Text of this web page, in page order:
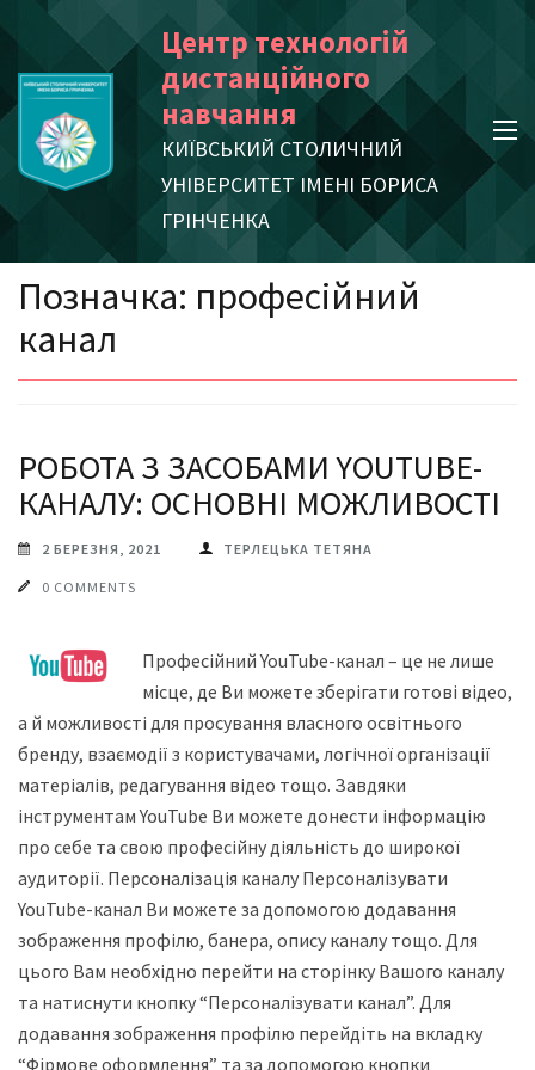
content
(Press
Центр технологій
дистанційного
навчання
КИЇВСЬКИЙ СТОЛИЧНИЙ
УНІВЕРСИТЕТ ІМЕНІ БОРИСА
ГРІНЧЕНКА
Позначка: професійний
канал
РОБОТА З ЗАСОБАМИ YOUTUBE-
КАНАЛУ: ОСНОВНІ МОЖЛИВОСТІ
2 БЕРЕЗНЯ, 2021 ТЕРЛЕЦЬКА ТЕТЯНА
0 COMMENTS
Професійний YouTube-канал – це не лише
місце, де Ви можете зберігати готові відео,
а й можливості для просування власного освітнього
бренду, взаємодії з користувачами, логічної організації
матеріалів, редагування відео тощо. Завдяки
інструментам YouTube Ви можете донести інформацію
про себе та свою професійну діяльність до широкої
аудиторії. Персоналізація каналу Персоналізувати
YouTube-канал Ви можете за допомогою додавання
зображення профілю, банера, опису каналу тощо. Для
цього Вам необхідно перейти на сторінку Вашого каналу
та натиснути кнопку “Персоналізувати канал”. Для
додавання зображення профілю перейдіть на вкладку
“Фірмове оформлення” та за допомогою кнопки